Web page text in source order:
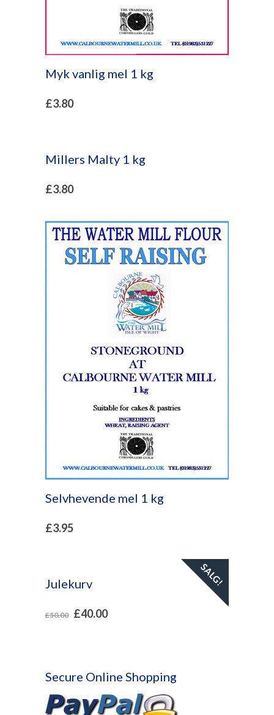
Myk vanlig mel 1 kg
£3.80
Millers Malty 1 kg
£3.80
Selvhevende mel 1 kg
£3.95
SALG!
Julekurv
£50.00 £40.00
Secure Online Shopping